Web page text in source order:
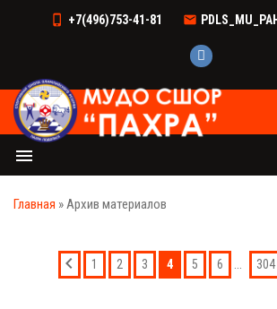
+7(496)753-41-81
menu
Главная »Архив материалов
1 2 3 4 5 6 ... 304